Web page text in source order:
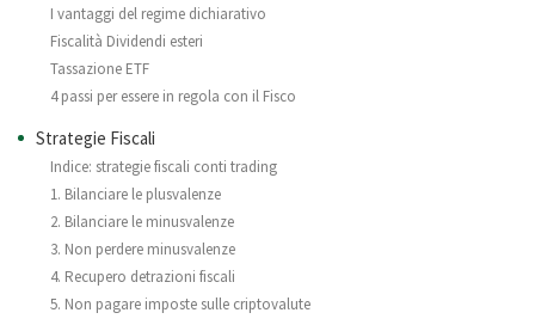
I vantaggi del regime dichiarativo
Fiscalità Dividendi esteri
Tassazione ETF
4 passi per essere in regola con il Fisco
Strategie Fiscali
Indice: strategie fiscali conti trading
1. Bilanciare le plusvalenze
2. Bilanciare le minusvalenze
3. Non perdere minusvalenze
4. Recupero detrazioni fiscali
5. Non pagare imposte sulle criptovalute